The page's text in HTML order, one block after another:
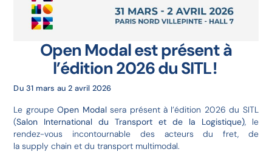
Open Modal est présent à
l’édition 2026 du SITL !
Du 31 mars au 2 avril 2026
Le groupeOpen Modalsera présent à l’édition 2026 du SITL
(Salon International du Transport et de la Logistique), le
rendez-vous incontournable des acteurs du fret, de
la supply chain et du transport multimodal.